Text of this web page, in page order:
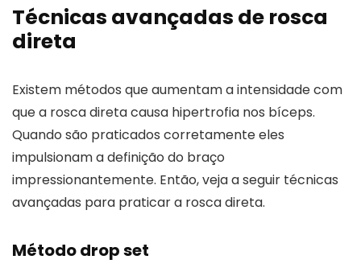
Técnicas avançadas de rosca
direta
Existem métodos que aumentam a intensidade com
que a rosca direta causa hipertrofia nos bíceps.
Quando são praticados corretamente eles
impulsionam a definição do braço
impressionantemente. Então, veja a seguir técnicas
avançadas para praticar a rosca direta.
Método drop set